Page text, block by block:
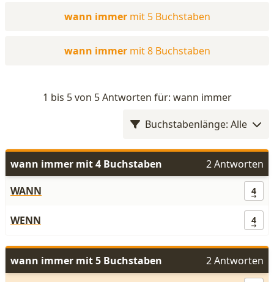
wann immer mit 5 Buchstaben
wann immer mit 8 Buchstaben
1 bis 5 von 5 Antworten für: wann immer
Buchstabenlänge: Alle
wann immer mit 4 Buchstaben
2 Antworten
WANN
4
WENN 4
wann immer mit 5 Buchstaben
2 Antworten